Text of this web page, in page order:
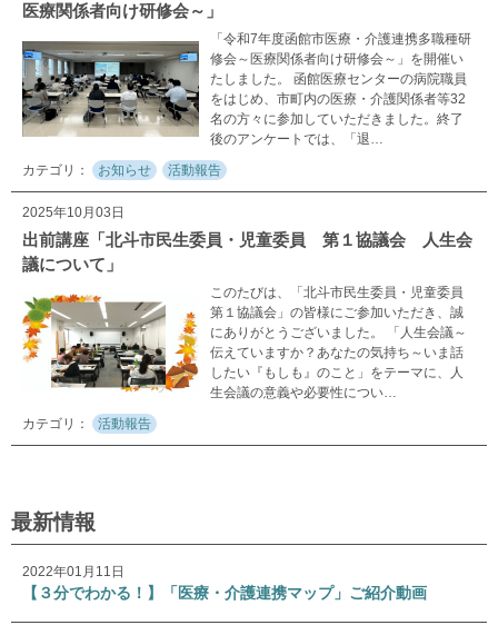
医療関係者向け研修会～」
「令和7年度函館市医療・介護連携多職種研
修会～医療関係者向け研修会～」を開催い
たしました。 函館医療センターの病院職員
をはじめ、市町内の医療・介護関係者等32
名の方々に参加していただきました。終了
後のアンケートでは、「退…
お知らせ
活動報告
2025年10月03日
出前講座「北斗市民生委員・児童委員 第１協議会 人生会
議について」
このたびは、「北斗市民生委員・児童委員
第１協議会」の皆様にご参加いただき、誠
にありがとうございました。 「人生会議～
伝えていますか？あなたの気持ち～いま話
したい『もしも』のこと」をテーマに、人
生会議の意義や必要性につい…
活動報告
最新情報
2022年01月11日
【３分でわかる！】「医療・介護連携マップ」ご紹介動画